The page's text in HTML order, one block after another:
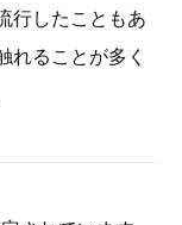
行したこともあ
れることが多く